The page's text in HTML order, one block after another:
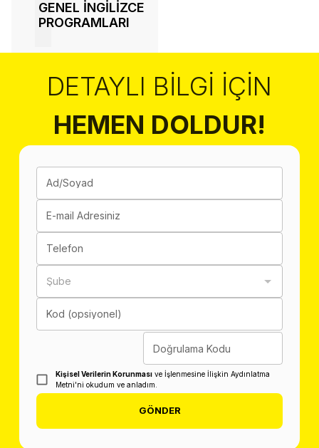
GENEL İNGİLİZCE
PROGRAMLARI
DETAYLI BILGI İÇIN
HEMEN DOLDUR!
Ad/Soyad
E-mail Adresiniz
Telefon
Şube
Kod (opsiyonel)
Doğrulama Kodu
Kişisel Verilerin Korunması ve İşlenmesine İlişkin Aydınlatma
Metni'ni okudum ve anladım.
GÖNDER